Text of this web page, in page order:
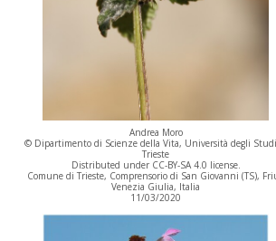
Andrea Moro
© Dipartimento di Scienze della Vita, Università degli
Trieste
Distributed under CC-BY-SA 4.0 license.
Comune di Trieste, Comprensorio di San Giovanni (TS),
Venezia Giulia, Italia
11/03/2020